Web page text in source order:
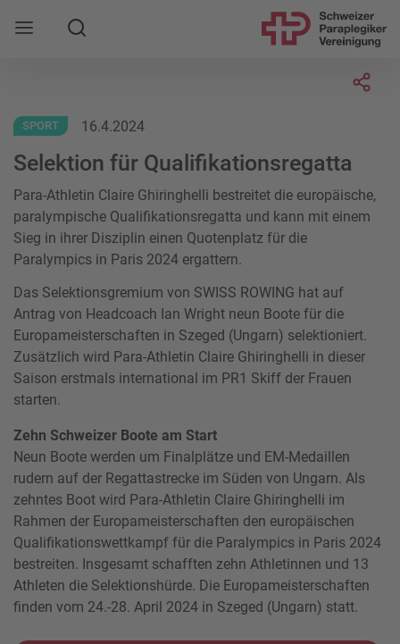
Mobile Navigation öffnen
Suche
SPORT 16.4.2024
Selektion für Qualifikationsregatta
Para-Athletin Claire Ghiringhelli bestreitet die europäische,
paralympische Qualifikationsregatta und kann mit einem
Sieg in ihrer Disziplin einen Quotenplatz für die
Paralympics in Paris 2024 ergattern.
Das Selektionsgremium von SWISS ROWING hat auf
Antrag von Headcoach Ian Wright neun Boote für die
Europameisterschaften in Szeged (Ungarn) selektioniert.
Zusätzlich wird Para-Athletin Claire Ghiringhelli in dieser
Saison erstmals international im PR1 Skiff der Frauen
starten.
Zehn Schweizer Boote am Start
Neun Boote werden um Finalplätze und EM-Medaillen
rudern auf der Regattastrecke im Süden von Ungarn. Als
zehntes Boot wird Para-Athletin Claire Ghiringhelli im
Rahmen der Europameisterschaften den europäischen
Qualifikationswettkampf für die Paralympics in Paris 2024
bestreiten. Insgesamt schafften zehn Athletinnen und 13
Athleten die Selektionshürde. Die Europameisterschaften
finden vom 24.-28. April 2024 in Szeged (Ungarn) statt.